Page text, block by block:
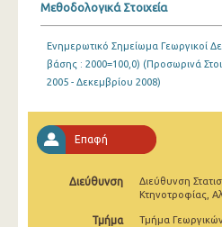
Ιουλίου 2025
Ιουνίου 2025
Απριλίου 2025
Μαρτίου 2025
Φεβρουαρίου 2025
Μεθοδολογικά Στοιχεία
Ενημερωτικό Σημείωμα Γεωργικοί
βάσης : 2000=100,0) (Προσωρινά
2005 - Δεκεμβρίου 2008)
Επαφή
Διεύθυνση
Διεύθυνση
Κτηνοτροφίας,
Τμήμα
Τμήμα